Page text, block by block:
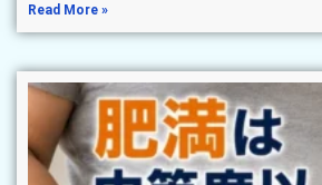
Read More »